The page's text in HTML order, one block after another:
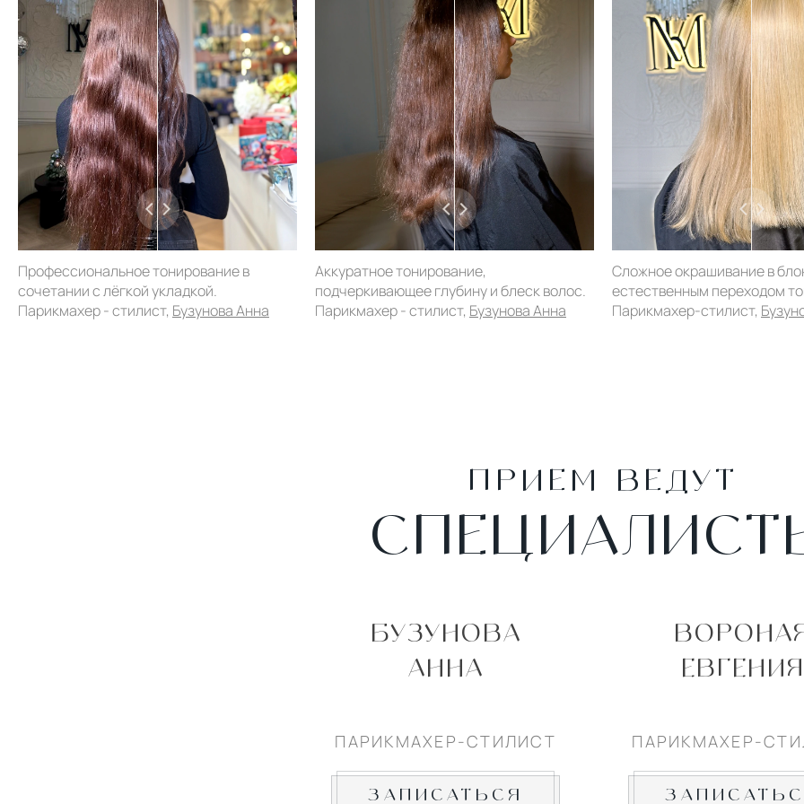
Профессиональное тонирование в
сочетании с лёгкой укладкой.
Парикмахер - стилист, Бузунова Анна
Аккуратное тонирование,
подчеркивающее глубину и блеск волос.
Парикмахер - стилист, Бузунова Анна
Сложное окрашивание в
естественным переходом
Парикмахер-стилист,
ПРИЕМ ВЕДУТ
БУЗУНОВА
АННА
ПАРИКМАХЕР-СТИЛИСТ
ЗАПИСАТЬСЯ
ЕВГЕНИЯ
ПАРИКМАХЕР-